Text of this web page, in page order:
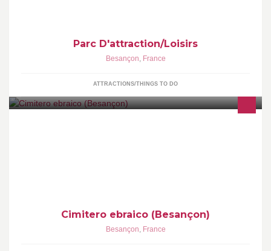
Parc D'attraction/Loisirs
Besançon, France
ATTRACTIONS/THINGS TO DO
Cimitero ebraico (Besançon)
Besançon, France